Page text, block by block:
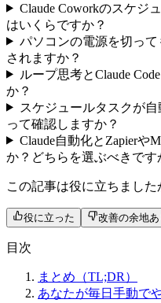
Claude Coworkのスケジ
はいくらですか？
パソコンの電源を切っ
されますか？
ループ思考とClaude
か？
スケジュールタスクが
って確認しますか？
Claude自動化とZapierや
か？どちらを選ぶべきです
この記事は役に立ちました
役に立った 改善の余地あ
目次
まとめ（TL;DR）
あなたが毎日手動で